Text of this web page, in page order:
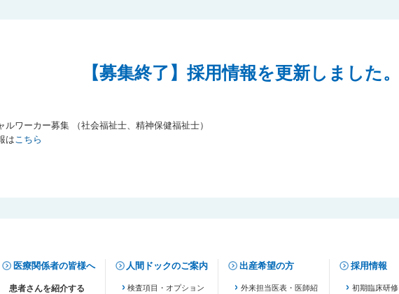
【募集終了】採用情報を更新しました。
ルワーカー募集 （社会福祉士、精神保健福祉士）
は こちら
医療関係者の皆様へ 人間ドックのご案内
検査項目・オプション
出産希望の方
外来担当医表・医師紹
採用情報
初期臨床研修